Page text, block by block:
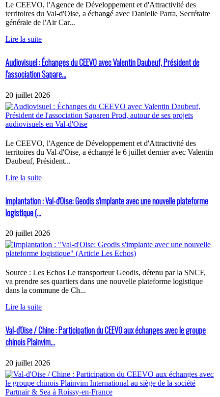
Le CEEVO, l'Agence de Développement et d'Attractivité des
territoires du Val-d'Oise, a échangé avec Danielle Parra, Secrétaire
générale de l'Air Car...
Lire la suite
Audiovisuel : Échanges du CEEVO avec Valentin Daubeuf, Président de
l'association Sapare...
20 juillet 2026
Le CEEVO, l'Agence de Développement et d'Attractivité des
territoires du Val-d'Oise, a échangé le 6 juillet dernier avec Valentin
Daubeuf, Président...
Lire la suite
Implantation : Val-d'Oise: Geodis s'implante avec une nouvelle plateforme
logistique (...
20 juillet 2026
Source : Les Echos Le transporteur Geodis, détenu par la SNCF,
va prendre ses quartiers dans une nouvelle plateforme logistique
dans la commune de Ch...
Lire la suite
Val-d'Oise / Chine : Participation du CEEVO aux échanges avec le groupe
chinois Plainvim...
20 juillet 2026